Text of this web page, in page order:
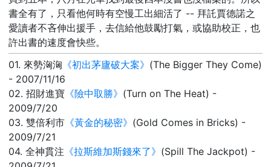
書全有了，只看他何時有空慢工出細活了 -- 拜託賈德諾之
愛讀者不吝伸出援手，去信給他鼓勵打氣，或協助校正，也
許出書的速度會快些。
01. 來勢洶洶 《初出茅廬破大案》 (The Bigger They Come)
- 2007/11/16
02. 招財進寶 《險中取勝》 (Turn on The Heat) -
2009/7/20
03. 雙倍利市 《黃金的秘密》 (Gold Comes in Bricks) -
2009/7/21
04. 全神貫注 《拉斯維加斯錢來了》 (Spill The Jackpot) -